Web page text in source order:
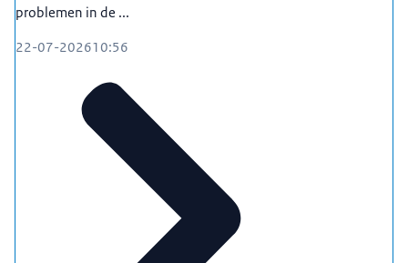
problemen in de ...
22-07-202610:56